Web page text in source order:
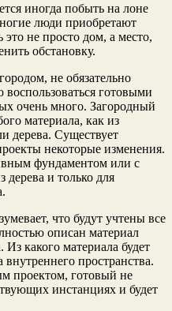
иногда побыть на лоне
люди приобретают
не просто дом, а место,
обстановку.
не обязательно
готовыми
очень много. Загородный
материала, как из
дерева. Существует
некоторые изменения.
фундаментом или с
дерева и только для
что будут учтены все
описан материал
какого материала будет
пространства.
проектом, готовый не
инстанциях и будет